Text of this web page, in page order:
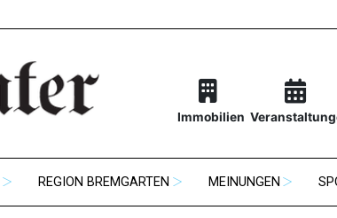
Immobilien
REGION BREMGARTEN MEINUNGEN